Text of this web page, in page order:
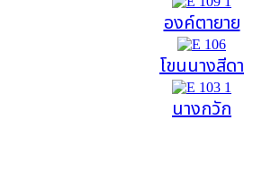
องค์ตายาย
โขนนางสีดา
นางกวัก